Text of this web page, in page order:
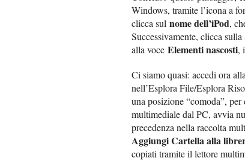
Windows, tramite l’icona a
clicca sul nome dell’iPod,
Successivamente, clicca sulla
alla voce Elementi nascosti,
Ci siamo quasi: accedi ora
nell’Esplora File/Esplora
una posizione “comoda”, per
multimediale dal PC, avvia
precedenza nella raccolta
Aggiungi Cartella alla
copiati tramite il lettore